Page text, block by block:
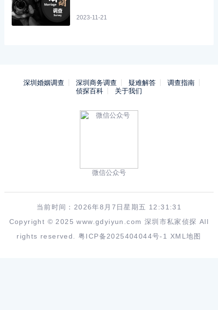
2023-11-21
深圳婚姻调查 深圳商务调查 疑难解答
调查指南
侦探百科
关于我们
微信公众号
当前时间：2026年8月7日星期五 12:31:31
Copyright © 2025 www.gdyiyun.com 深圳市私家侦探 All
rights reserved.粤ICP备2025404044号-1 XML地图